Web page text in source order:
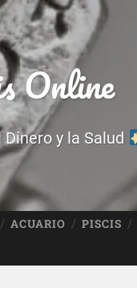
Online
y la Salud
ACUARIO PISCIS